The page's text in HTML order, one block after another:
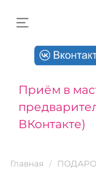
Приём в
ВКонтакте)
Главная